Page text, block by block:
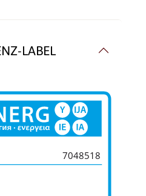
LABEL
7048518